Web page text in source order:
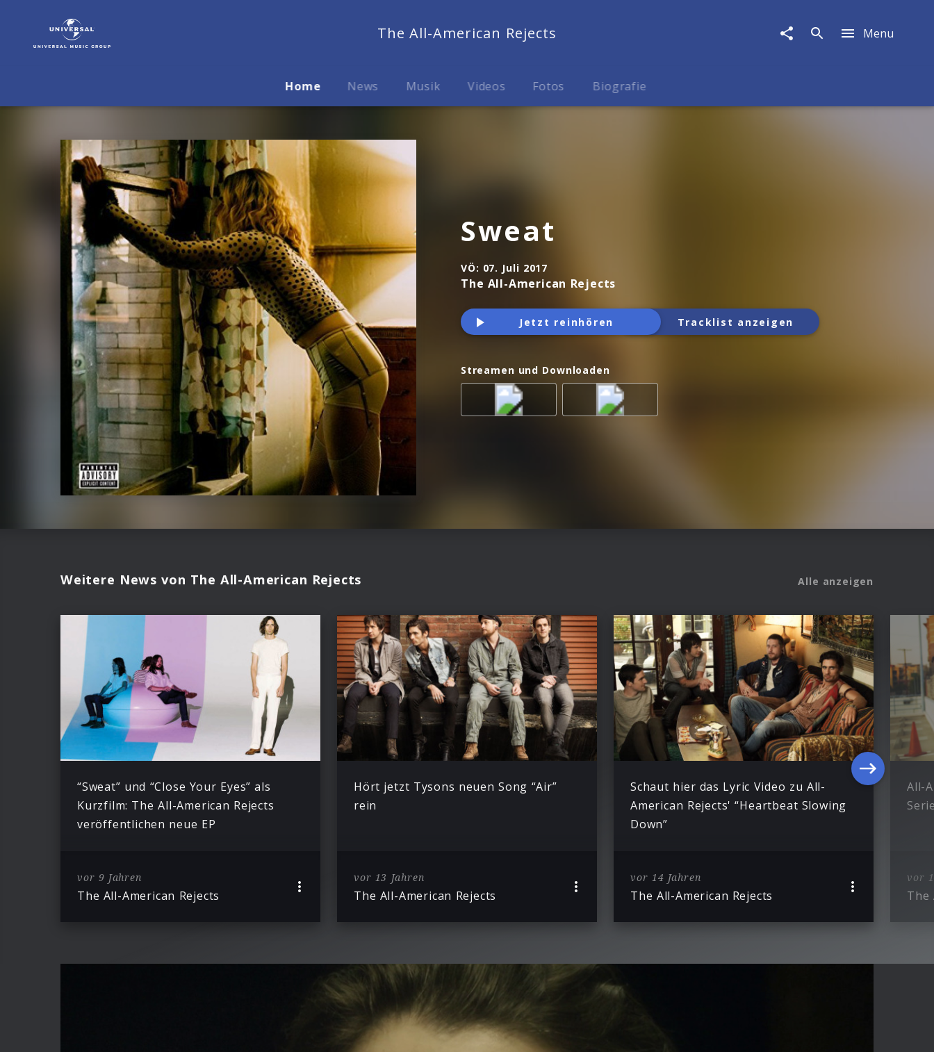
American
&
The All-American Rejects Menu
Home News Musik Videos Fotos Biografie
Sweat
VÖ: 07. Juli 2017
The All-American Rejects
Jetzt reinhören Tracklist anzeigen
Streamen und Downloaden
Weitere News von The All-American Rejects Alle anzeigen
“Sweat” und “Close Your Eyes” als
Kurzfilm: The All-American Rejects
veröffentlichen neue EP
vor 9 Jahren
The All-American Rejects
Hört jetzt Tysons neuen Song “Air”
rein
vor 13 Jahren
The All-American Rejects
Schaut hier das Lyric Video zu All-
American Rejects' “Heartbeat Slowing
Down”
vor 14 Jahren
The All-American Rejects
All-
vor
The